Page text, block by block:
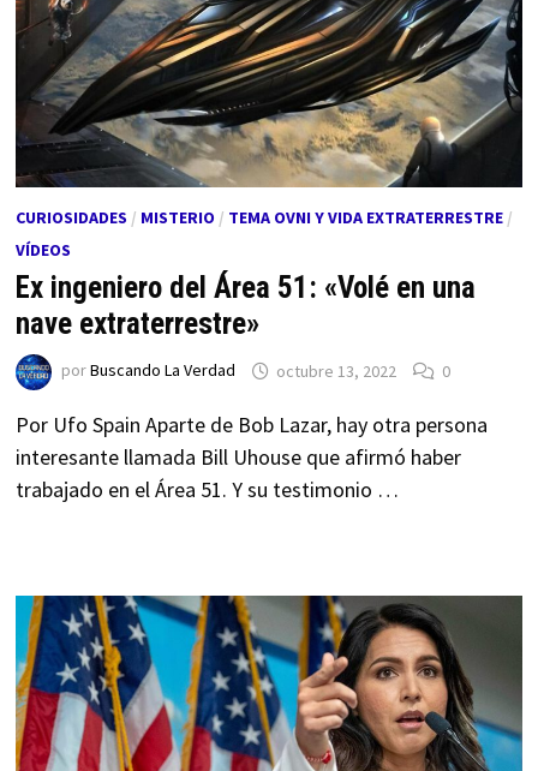
CURIOSIDADES / MISTERIO / TEMA OVNI Y VIDA EXTRATERRESTRE/
VÍDEOS
Ex ingeniero del Área 51: «Volé en una
nave extraterrestre»
porBuscando La Verdad octubre 13, 2022 0
Por Ufo Spain Aparte de Bob Lazar, hay otra persona
interesante llamada Bill Uhouse que afirmó haber
trabajado en el Área 51. Y su testimonio …